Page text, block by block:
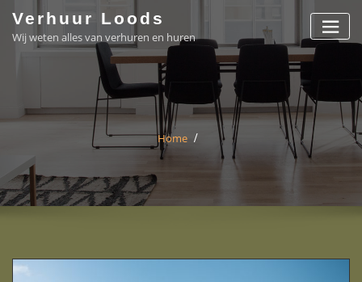
content
Verhuur Loods
Wij weten alles van verhuren en huren
Home